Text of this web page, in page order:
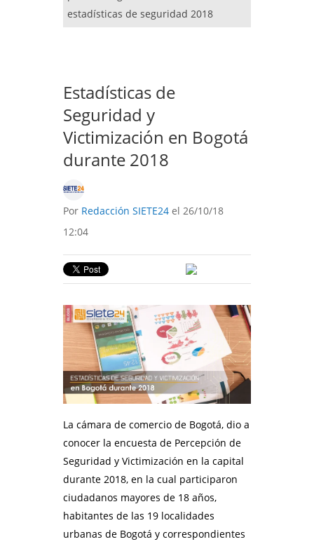
estadísticas de seguridad 2018
Estadísticas de
Seguridad y
Victimización en Bogotá
durante 2018
Por Redacción SIETE24 el 26/10/18
12:04
La cámara de comercio de Bogotá, dio a
conocer la encuesta de Percepción de
Seguridad y Victimización en la capital
durante 2018, en la cual participaron
ciudadanos mayores de 18 años,
habitantes de las 19 localidades
urbanas de Bogotá y correspondientes